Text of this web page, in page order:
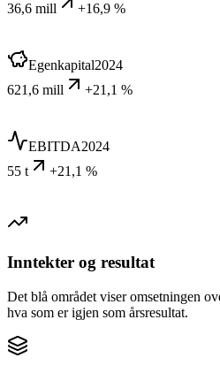
36,6 mill
+16,9 %
Egenkapital2024
621,6 mill
+21,1 %
EBITDA2024
55 t
+21,1 %
Inntekter og resultat
Det blå området viser omsetningen
hva som er igjen som årsresultat.